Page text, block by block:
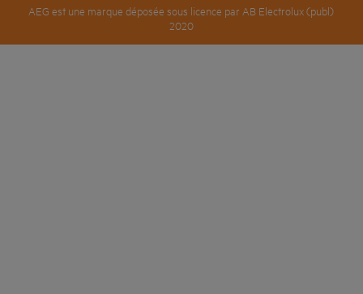
AEG est une marque déposée sous licence par AB Electrolux (publ)
2020